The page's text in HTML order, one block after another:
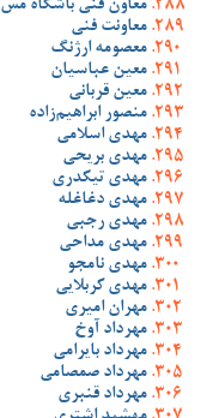
معاون فنی باشگاه مس
معاونت فنی
معصومه ارژنگ
معین عباسیان
معین قربانی
منصور ابراهیم‌زاده
مهدی اسلامی
مهدی بریحی
مهدی تیکدری
مهدی دغاغله
مهدی رجبی
مهدی مداحی
مهدی نامجو
مهدی کربلایی
مهران امیری
مهرداد آوخ
مهرداد بایرامی
مهرداد صمصامی
مهرداد قنبری